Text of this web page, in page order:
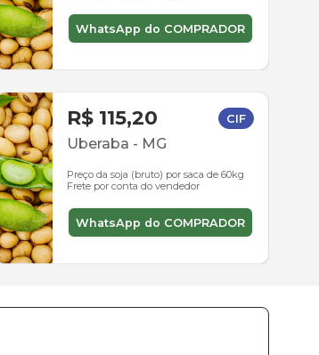
WhatsApp do COMPRADOR
R$ 115,20 CIF
Uberaba - MG
Preço da soja (bruto) por saca de 60kg
Frete por conta do vendedor
WhatsApp do COMPRADOR